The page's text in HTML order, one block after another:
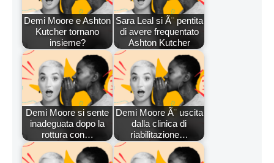
Demi Moore e Ashton
Kutcher tornano
insieme?
Sara Leal si Ã¨ pentita
di avere frequentato
Ashton Kutcher
Demi Moore si sente
inadeguata dopo la
rottura con…
Demi Moore Ã¨ uscita
dalla clinica di
riabilitazione…